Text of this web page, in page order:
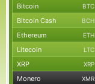
Bitcoin BTC
Bitcoin Cash BCH
Ethereum ETH
Litecoin LTC
XRP XRP
Monero XMR